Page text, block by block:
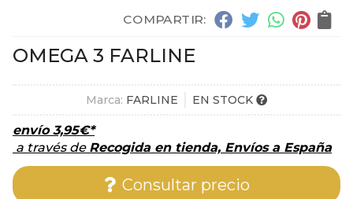
COMPARTIR:
OMEGA 3 FARLINE
Marca: FARLINE EN STOCK
envío3,95€*
a través de Recogida en tienda, Envíos a España
Consultar precio